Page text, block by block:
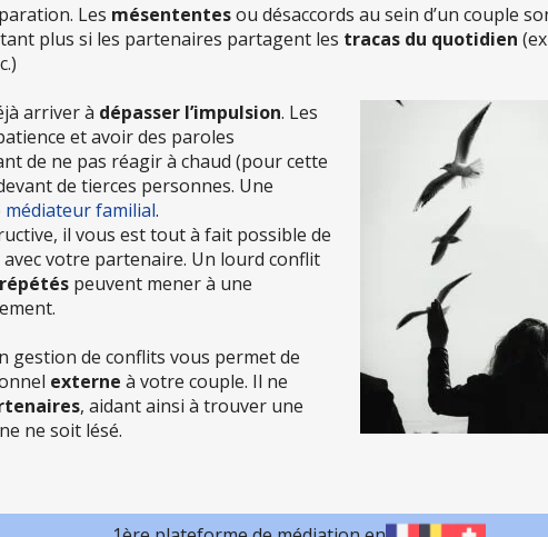
Les mésententesou désaccords au sein d’un couple
plus si les partenaires partagent les tracas du quotidien
arriver à dépasser l’impulsion. Les
et avoir des paroles
de ne pas réagir à chaud (pour cette
de tierces personnes. Une
médiateur familial.
il vous est tout à fait possible de
avec votre partenaire. Un lourd conflit
peuvent mener à une
gestion de conflits vous permet de
externe à votre couple. Il ne
, aidant ainsi à trouver une
ne soit lésé.